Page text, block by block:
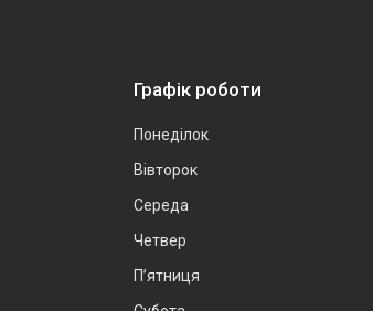
Графік роботи
Понеділок
Вівторок
Середа
Четвер
Пʼятниця